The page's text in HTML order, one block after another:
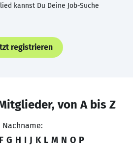
kannst Du Deine Job-Suche
registrieren
von A bis Z
Nachname:
F G H I J K L M N O P